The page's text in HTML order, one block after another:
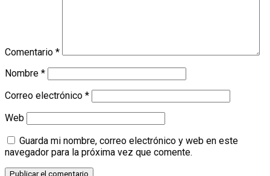
Comentario *
Nombre *
Correo electrónico *
Web
Guarda mi nombre, correo electrónico y web en este
navegador para la próxima vez que comente.